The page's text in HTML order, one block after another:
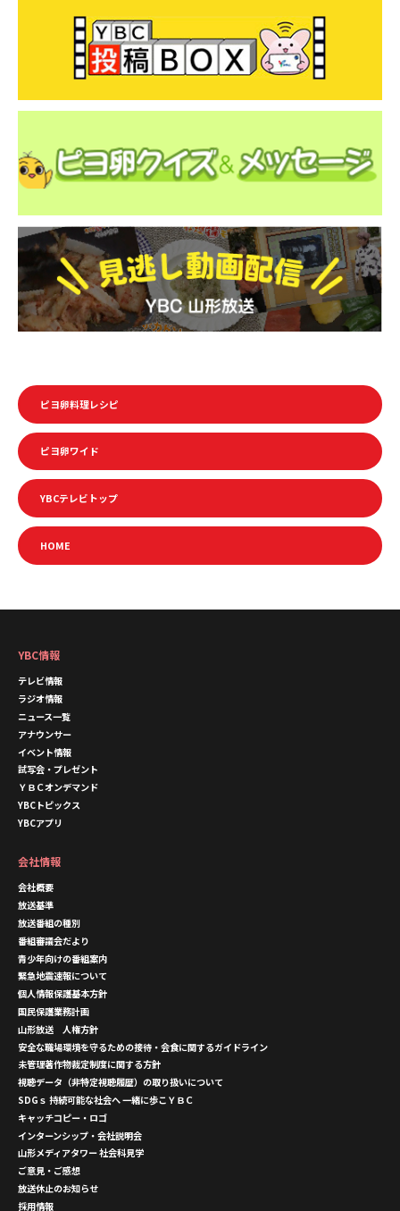
ピヨ卵料理レシピ
ピヨ卵ワイド
YBCテレビトップ
HOME
YBC情報
テレビ情報
ラジオ情報
ニュース一覧
アナウンサー
イベント情報
試写会・プレゼント
ＹＢＣオンデマンド
YBCトピックス
YBCアプリ
会社情報
会社概要
放送基準
放送番組の種別
番組審議会だより
青少年向けの番組案内
緊急地震速報について
個人情報保護基本方針
国民保護業務計画
山形放送 人権方針
安全な職場環境を守るための接待・会食に関するガイドライン
未管理著作物裁定制度に関する方針
視聴データ（非特定視聴履歴）の取り扱いについて
SDGｓ 持続可能な社会へ 一緒に歩こＹＢＣ
キャッチコピー・ロゴ
インターンシップ・会社説明会
山形メディアタワー 社会科見学
ご意見・ご感想
放送休止のお知らせ
採用情報